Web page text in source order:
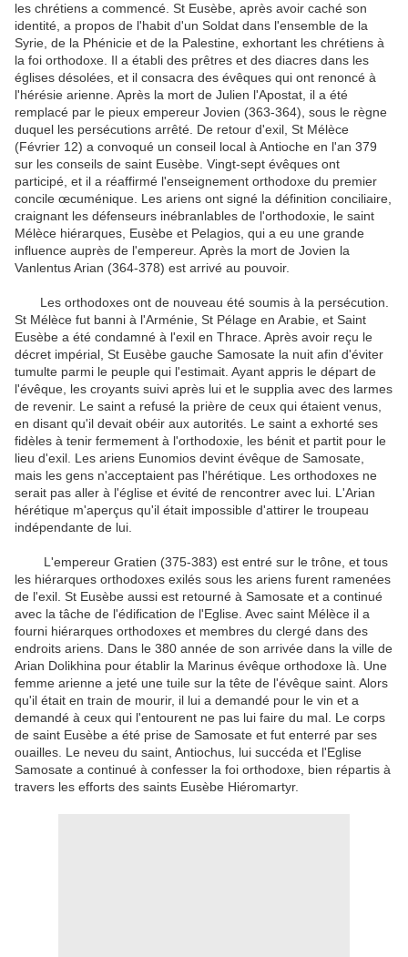
les chrétiens a commencé. St Eusèbe, après avoir caché son
identité, a propos de l'habit d'un Soldat dans l'ensemble de la
Syrie, de la Phénicie et de la Palestine, exhortant les chrétiens à
la foi orthodoxe. Il a établi des prêtres et des diacres dans les
églises désolées, et il consacra des évêques qui ont renoncé à
l'hérésie arienne. Après la mort de Julien l'Apostat, il a été
remplacé par le pieux empereur Jovien (363-364), sous le règne
duquel les persécutions arrêté. De retour d'exil, St Mélèce
(Février 12) a convoqué un conseil local à Antioche en l'an 379
sur les conseils de saint Eusèbe. Vingt-sept évêques ont
participé, et il a réaffirmé l'enseignement orthodoxe du premier
concile œcuménique. Les ariens ont signé la définition conciliaire,
craignant les défenseurs inébranlables de l'orthodoxie, le saint
Mélèce hiérarques, Eusèbe et Pelagios, qui a eu une grande
influence auprès de l'empereur. Après la mort de Jovien la
Vanlentus Arian (364-378) est arrivé au pouvoir.
Les orthodoxes ont de nouveau été soumis à la persécution.
St Mélèce fut banni à l'Arménie, St Pélage en Arabie, et Saint
Eusèbe a été condamné à l'exil en Thrace. Après avoir reçu le
décret impérial, St Eusèbe gauche Samosate la nuit afin d'éviter
tumulte parmi le peuple qui l'estimait. Ayant appris le départ de
l'évêque, les croyants suivi après lui et le supplia avec des larmes
de revenir. Le saint a refusé la prière de ceux qui étaient venus,
en disant qu'il devait obéir aux autorités. Le saint a exhorté ses
fidèles à tenir fermement à l'orthodoxie, les bénit et partit pour le
lieu d'exil. Les ariens Eunomios devint évêque de Samosate,
mais les gens n'acceptaient pas l'hérétique. Les orthodoxes ne
serait pas aller à l'église et évité de rencontrer avec lui. L'Arian
hérétique m'aperçus qu'il était impossible d'attirer le troupeau
indépendante de lui.
L'empereur Gratien (375-383) est entré sur le trône, et tous
les hiérarques orthodoxes exilés sous les ariens furent ramenées
de l'exil. St Eusèbe aussi est retourné à Samosate et a continué
avec la tâche de l'édification de l'Eglise. Avec saint Mélèce il a
fourni hiérarques orthodoxes et membres du clergé dans des
endroits ariens. Dans le 380 année de son arrivée dans la ville de
Arian Dolikhina pour établir la Marinus évêque orthodoxe là.
Une
femme arienne a jeté une tuile sur la tête de l'évêque saint. Alors
qu'il était en train de mourir, il lui a demandé pour le vin et a
demandé à ceux qui l'entourent ne pas lui faire du mal. Le corps
de saint Eusèbe a été prise de Samosate et fut enterré par ses
ouailles. Le neveu du saint, Antiochus, lui succéda et l'Eglise
Samosate a continué à confesser la foi orthodoxe, bien répartis à
travers les efforts des saints Eusèbe Hiéromartyr.